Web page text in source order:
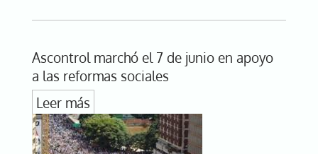
Ascontrol marchó el 7 de junio en apoyo
a las reformas sociales
Leer más